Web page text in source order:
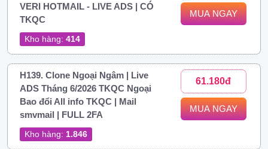
VERI HOTMAIL - LIVE ADS | CÓ
TKQC
Kho hàng: 414
MUA NGAY
H139. Clone Ngoại Ngâm | Live
ADS Tháng 6/2026 TKQC Ngoại
Bao đổi All info TKQC | Mail
smvmail | FULL 2FA
Kho hàng: 1.846
61.180đ
MUA NGAY